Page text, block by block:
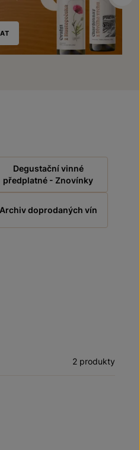
Degustační vinné
předplatné - Znovínky
Archiv doprodaných vín
2 produkty